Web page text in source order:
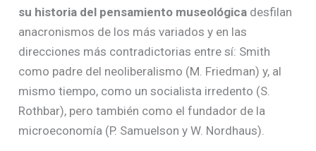
su historia del pensamiento museológica desfilan
anacronismos de los más variados y en las
direcciones más contradictorias entre sí: Smith
como padre del neoliberalismo (M. Friedman) y, al
mismo tiempo, como un socialista irredento (S.
Rothbar), pero también como el fundador de la
microeconomía (P. Samuelson y W. Nordhaus).